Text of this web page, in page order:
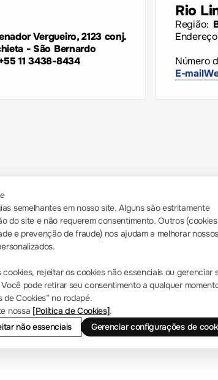
Vergueiro, 2123 conj.
- São Bernardo
11 3438-8434
Rio
Região:
Número
E-mail
semelhantes em nosso site. Alguns são estritamente
do site e não requerem consentimento. Outros
e prevenção de fraude) nos ajudam a melhorar nossos
rejeitar os cookies não essenciais ou gerenciar
pode retirar seu consentimento a qualquer
de Cookies” no rodapé.
nossa [Política de Cookies].
não essenciais Gerenciar configurações de
Sala de Imprensa
Notícias da empresa
Consulta de
Marcos